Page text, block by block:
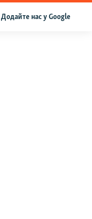
Додайте нас у Google